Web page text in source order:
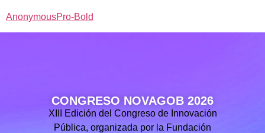
AnonymousPro-Bold
CONGRESO NOVAGOB 2026
XIII Edición del Congreso de Innovación
Pública, organizada por la Fundación